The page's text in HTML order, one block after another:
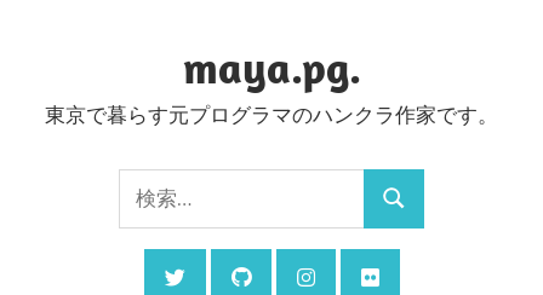
ン
maya.pg.
東京で暮らす元プログラマのハンクラ作家です。
索:
検
索